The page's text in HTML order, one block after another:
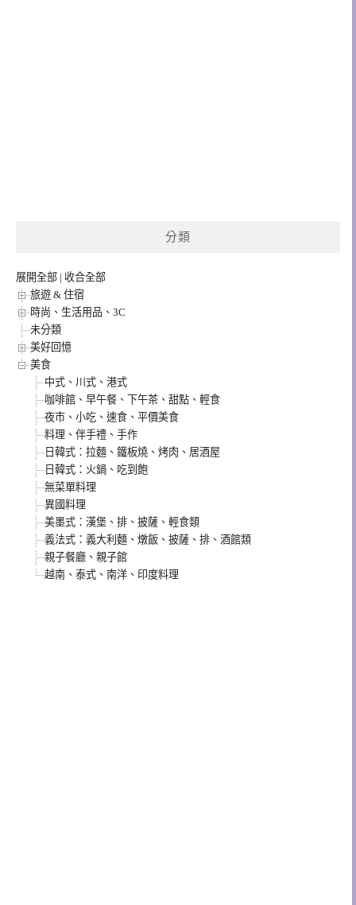
分類
展開全部 | 收合全部
旅遊 & 住宿
時尚、生活用品、3C
未分類
美好回憶
美食
中式、川式、港式
咖啡館、早午餐、下午茶、甜點、輕食
夜市、小吃、速食、平價美食
料理、伴手禮、手作
日韓式：拉麵、鐵板燒、烤肉、居酒屋
日韓式：火鍋、吃到飽
無菜單料理
異國料理
美墨式：漢堡、排、披薩、輕食類
義法式：義大利麵、燉飯、披薩、排、酒館類
親子餐廳、親子館
越南、泰式、南洋、印度料理